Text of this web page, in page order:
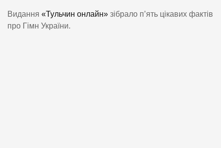
Видання «Тульчин онлайн» зібрало п’ять цікавих фактів
про Гімн України.